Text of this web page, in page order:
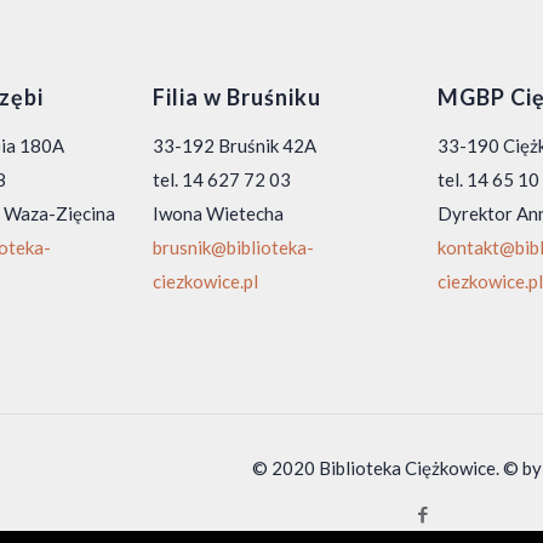
180A
Zięcina
Filia w Bruśniku
33-192 Bruśnik 42A
tel. 14 627 72 03
Iwona Wietecha
brusnik@biblioteka-
ciezkowice.pl
MGBP
33-190
tel. 14 65
Dyrektor
ciezkowice.pl
© 2020 Biblioteka Ciężkowice. ©